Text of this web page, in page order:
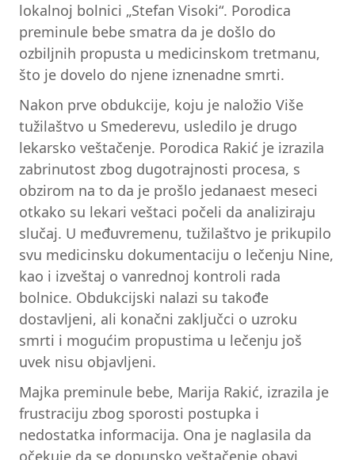
lokalnoj bolnici „Stefan Visoki“. Porodica
preminule bebe smatra da je došlo do
ozbiljnih propusta u medicinskom tretmanu,
što je dovelo do njene iznenadne smrti.
Nakon prve obdukcije, koju je naložio Više
tužilaštvo u Smederevu, usledilo je drugo
lekarsko veštačenje. Porodica Rakić je izrazila
zabrinutost zbog dugotrajnosti procesa, s
obzirom na to da je prošlo jedanaest meseci
otkako su lekari veštaci počeli da analiziraju
slučaj. U međuvremenu, tužilaštvo je prikupilo
svu medicinsku dokumentaciju o lečenju Nine,
kao i izveštaj o vanrednoj kontroli rada
bolnice. Obdukcijski nalazi su takođe
dostavljeni, ali konačni zaključci o uzroku
smrti i mogućim propustima u lečenju još
uvek nisu objavljeni.
Majka preminule bebe, Marija Rakić, izrazila je
frustraciju zbog sporosti postupka i
nedostatka informacija. Ona je naglasila da
očekuje da se dopunsko veštačenje obavi